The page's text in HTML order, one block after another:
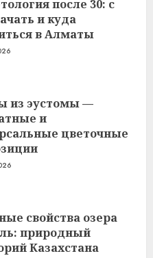
после 30: с
и куда
в Алматы
из эустомы —
и
цветочные
свойства озера
природный
Казахстана